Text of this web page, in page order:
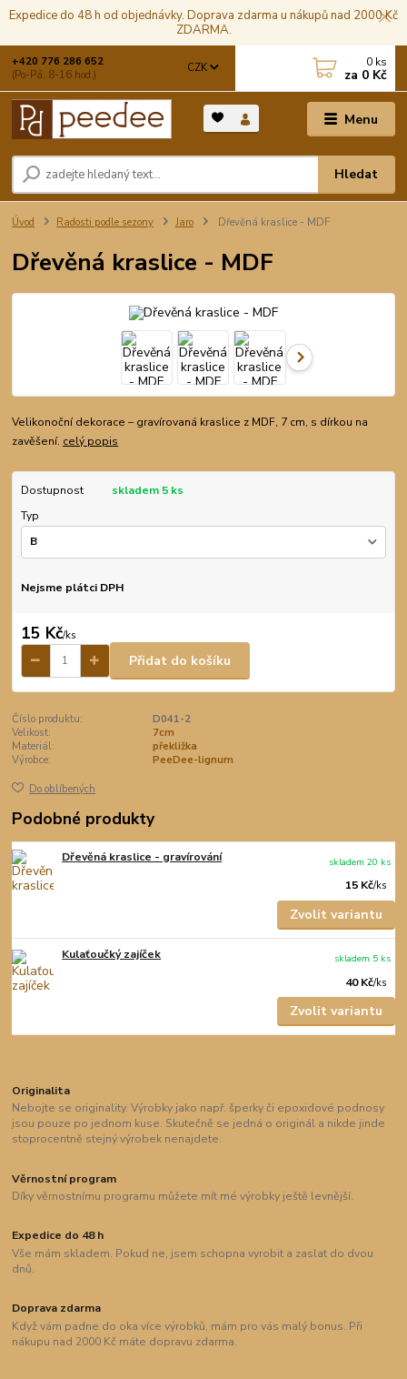
Expedice do 48 h od objednávky. Doprava zdarma u nákupů nad 2000 Kč
ZDARMA.
Menu
CZK
Hledat
+420 776 286 652
(Po-Pá, 8-16 hod.)
0 ks
za 0 Kč
Úvod Radosti podle sezony Jaro Dřevěná kraslice - MDF
Dřevěná kraslice - MDF
Velikonoční dekorace – gravírovaná kraslice z MDF, 7 cm, s dírkou na
zavěšení. celý popis
Dostupnost
skladem 5 ks
Typ
Nejsme plátci DPH
15 Kč/ks
Přidat do košíku
Číslo produktu:
D041-2
Velikost:
7cm
Materiál:
překližka
Výrobce:
PeeDee-lignum
Do oblíbených
Podobné produkty
Dřevěná kraslice - gravírování
15 Kč/ks
skladem 20 ks
Zvolit variantu
Kulaťoučký zajíček
40 Kč/ks
skladem 5 ks
Zvolit variantu
Originalita
Nebojte se originality. Výrobky jako např. šperky či epoxidové podnosy
jsou pouze po jednom kuse. Skutečně se jedná o originál a nikde jinde
stoprocentně stejný výrobek nenajdete.
Věrnostní program
Díky věrnostnímu programu můžete mít mé výrobky ještě levnější.
Expedice do 48 h
Vše mám skladem. Pokud ne, jsem schopna vyrobit a zaslat do dvou
dnů.
Doprava zdarma
Když vám padne do oka více výrobků, mám pro vás malý bonus. Při
nákupu nad 2000 Kč máte dopravu zdarma.